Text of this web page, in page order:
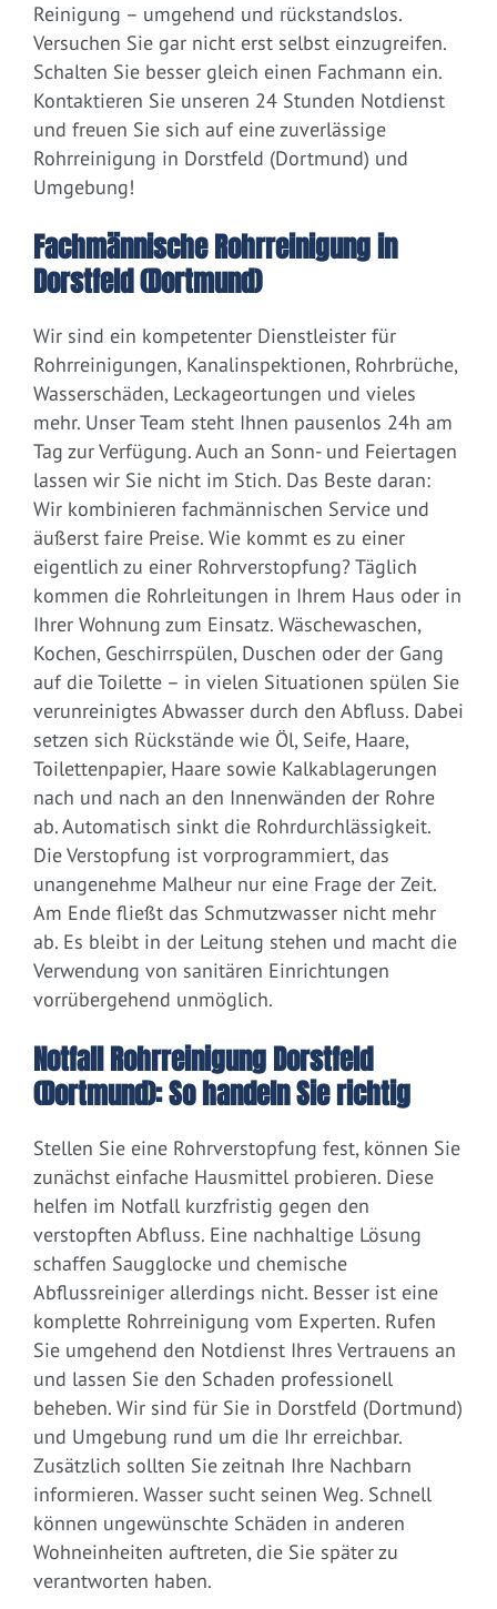
Reinigung – umgehend und rückstandslos.
Versuchen Sie gar nicht erst selbst einzugreifen.
Schalten Sie besser gleich einen Fachmann ein.
Kontaktieren Sie unseren 24 Stunden Notdienst
und freuen Sie sich auf eine zuverlässige
Rohrreinigung in Dorstfeld (Dortmund) und
Umgebung!
Fachmännische Rohrreinigung in
Dorstfeld (Dortmund)
Wir sind ein kompetenter Dienstleister für
Rohrreinigungen, Kanalinspektionen, Rohrbrüche,
Wasserschäden, Leckageortungen und vieles
mehr. Unser Team steht Ihnen pausenlos 24h am
Tag zur Verfügung. Auch an Sonn- und Feiertagen
lassen wir Sie nicht im Stich. Das Beste daran:
Wir kombinieren fachmännischen Service und
äußerst faire Preise. Wie kommt es zu einer
eigentlich zu einer Rohrverstopfung? Täglich
kommen die Rohrleitungen in Ihrem Haus oder in
Ihrer Wohnung zum Einsatz. Wäschewaschen,
Kochen, Geschirrspülen, Duschen oder der Gang
auf die Toilette – in vielen Situationen spülen Sie
verunreinigtes Abwasser durch den Abfluss. Dabei
setzen sich Rückstände wie Öl, Seife, Haare,
Toilettenpapier, Haare sowie Kalkablagerungen
nach und nach an den Innenwänden der Rohre
ab. Automatisch sinkt die Rohrdurchlässigkeit.
Die Verstopfung ist vorprogrammiert, das
unangenehme Malheur nur eine Frage der Zeit.
Am Ende fließt das Schmutzwasser nicht mehr
ab. Es bleibt in der Leitung stehen und macht die
Verwendung von sanitären Einrichtungen
vorrübergehend unmöglich.
Notfall Rohrreinigung Dorstfeld
(Dortmund): So handeln Sie richtig
Stellen Sie eine Rohrverstopfung fest, können Sie
zunächst einfache Hausmittel probieren. Diese
helfen im Notfall kurzfristig gegen den
verstopften Abfluss. Eine nachhaltige Lösung
schaffen Saugglocke und chemische
Abflussreiniger allerdings nicht. Besser ist eine
komplette Rohrreinigung vom Experten. Rufen
Sie umgehend den Notdienst Ihres Vertrauens an
und lassen Sie den Schaden professionell
beheben. Wir sind für Sie in Dorstfeld (Dortmund)
und Umgebung rund um die Ihr erreichbar.
Zusätzlich sollten Sie zeitnah Ihre Nachbarn
informieren. Wasser sucht seinen Weg. Schnell
können ungewünschte Schäden in anderen
Wohneinheiten auftreten, die Sie später zu
verantworten haben.